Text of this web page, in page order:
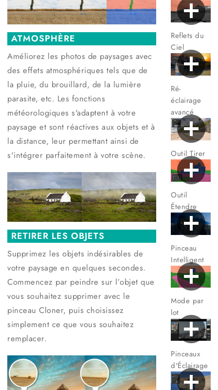
ATMOSPHÈRE
Améliorez les photos de paysages avec
des effets atmosphériques tels que de
la pluie, du brouillard, de la lumière
parasite, etc. Les fonctions
météorologiques s'adaptent à votre
paysage et sont réactives aux objets et à
la distance, leur permettant ainsi de
s'intégrer parfaitement à votre scène.
RETIRER LES OBJETS
Supprimez les objets indésirables de
votre paysage en quelques secondes.
Commencez par peindre sur l’objet que
vous souhaitez supprimer avec le
pinceau Cloner, puis choisissez
simplement ce que vous souhaitez
remplacer.
Reflets du
Ciel
Ré-
éclairage
avancé
Outil Tirer
Outil
Étendre
Pinceau
Intelligent
Mode par
lot
Pinceaux
d'Éclairage